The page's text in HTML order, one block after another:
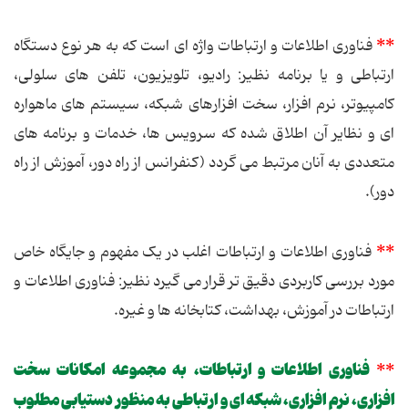
**فناوری اطلاعات و ارتباطات واژه ای است که به هر نوع دستگاه
ارتباطی و یا برنامه نظیر: رادیو، تلویزیون، تلفن های سلولی،
کامپیوتر، نرم افزار، سخت افزارهای شبکه، سیستم های ماهواره
ای و نظایر آن اطلاق شده که سرویس ها، خدمات و برنامه های
متعددی به آنان مرتبط می گردد (کنفرانس از راه دور، آموزش از راه
دور).
** فناوری اطلاعات و ارتباطات اغلب در یک مفهوم و جایگاه خاص
مورد بررسی کاربردی دقیق تر قرار می گیرد نظیر: فناوری اطلاعات و
ارتباطات در آموزش، بهداشت، کتابخانه ها و غیره.
**فناوری اطلاعات و ارتباطات، به مجموعه امکانات سخت
افزاری، نرم افزاری، شبکه ای و ارتباطی به منظور دستیابی مطلوب